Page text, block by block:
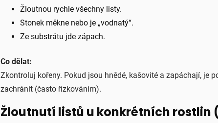
Žloutnou rychle všechny listy.
Stonek měkne nebo je „vodnatý“.
Ze substrátu jde zápach.
Co dělat:
Zkontroluj kořeny. Pokud jsou hnědé, kašovité a zapáchají, je
zachránit (často řízkováním).
Žloutnutí listů u konkrétních rostlin